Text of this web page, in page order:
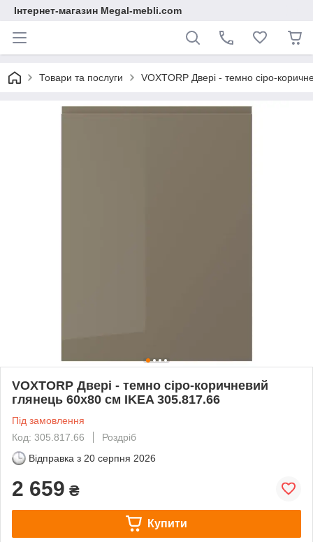
Інтернет-магазин Megal-mebli.com
Товари та послуги VOXTORP Двері - темно сіро-
VOXTORP Двері - темно сіро-коричневий
глянець 60х80 см IKEA 305.817.66
Під замовлення
Код: 305.817.66
Роздріб
Відправка з 20 серпня 2026
2 659 ₴
Купити